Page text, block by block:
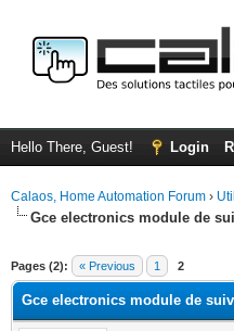
Hello There, Guest! Login
Calaos, Home Automation Forum ›
Gce electronics module de
Pages (2): « Previous 1 2
Gce electronics module de